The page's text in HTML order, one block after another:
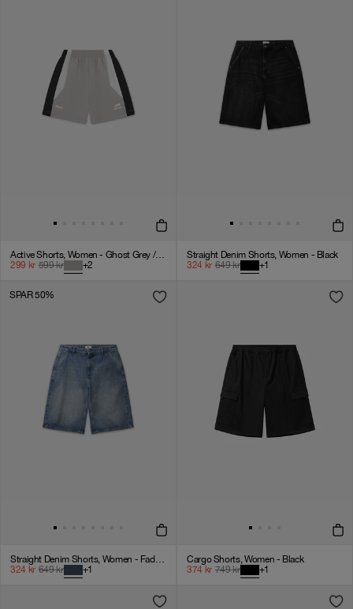
Active Shorts, Women - Ghost Grey / Black / White
299 kr 599kr +2
Straight Denim Shorts, Women - Black
324 kr 649kr +1
SPAR 50%
Straight Denim Shorts, Women - Faded Blue
324 kr 649kr +1
Cargo Shorts, Women - Black
374 kr 749kr +1